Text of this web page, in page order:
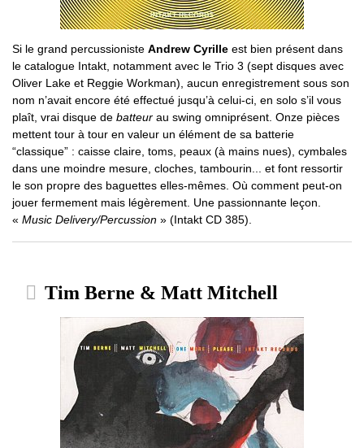
Si le grand percussioniste Andrew Cyrille est bien présent dans
le catalogue Intakt, notamment avec le Trio 3 (sept disques avec
Oliver Lake et Reggie Workman), aucun enregistrement sous son
nom n’avait encore été effectué jusqu’à celui-ci, en solo s’il vous
plaît, vrai disque de batteur au swing omniprésent. Onze pièces
mettent tour à tour en valeur un élément de sa batterie
“classique” : caisse claire, toms, peaux (à mains nues), cymbales
dans une moindre mesure, cloches, tambourin... et font ressortir
le son propre des baguettes elles-mêmes. Où comment peut-on
jouer fermement mais légèrement. Une passionnante leçon.
« Music Delivery/Percussion » (Intakt CD 385).
Tim Berne & Matt Mitchell